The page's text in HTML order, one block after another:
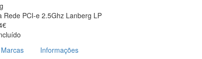
Rede PCI-e 2.5Ghz Lanberg LP
Marcas
Informações